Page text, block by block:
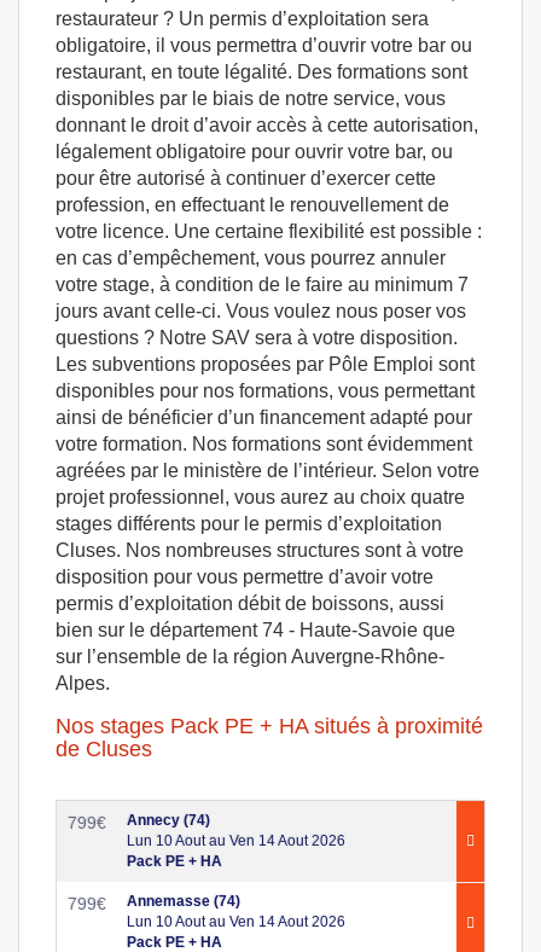
restaurateur ? Un permis d’exploitation sera
obligatoire, il vous permettra d’ouvrir votre bar ou
restaurant, en toute légalité. Des formations sont
disponibles par le biais de notre service, vous
donnant le droit d’avoir accès à cette autorisation,
légalement obligatoire pour ouvrir votre bar, ou
pour être autorisé à continuer d’exercer cette
profession, en effectuant le renouvellement de
votre licence. Une certaine flexibilité est possible :
en cas d’empêchement, vous pourrez annuler
votre stage, à condition de le faire au minimum 7
jours avant celle-ci. Vous voulez nous poser vos
questions ? Notre SAV sera à votre disposition.
Les subventions proposées par Pôle Emploi sont
disponibles pour nos formations, vous permettant
ainsi de bénéficier d’un financement adapté pour
votre formation. Nos formations sont évidemment
agréées par le ministère de l’intérieur. Selon votre
projet professionnel, vous aurez au choix quatre
stages différents pour le permis d’exploitation
Cluses. Nos nombreuses structures sont à votre
disposition pour vous permettre d’avoir votre
permis d’exploitation débit de boissons, aussi
bien sur le département 74 - Haute-Savoie que
sur l’ensemble de la région Auvergne-Rhône-
Alpes.
Nos stages Pack PE + HA situés à proximité
de Cluses
799€
Annecy (74)
Lun 10 Aout au Ven 14 Aout 2026
Pack PE + HA
799€
Annemasse (74)
Lun 10 Aout au Ven 14 Aout 2026
Pack PE + HA